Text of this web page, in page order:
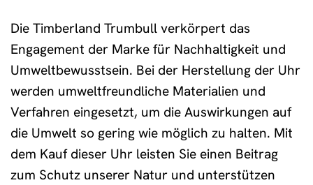
Die Timberland Trumbull verkörpert das
Engagement der Marke für Nachhaltigkeit und
Umweltbewusstsein. Bei der Herstellung der Uhr
werden umweltfreundliche Materialien und
Verfahren eingesetzt, um die Auswirkungen auf
die Umwelt so gering wie möglich zu halten. Mit
dem Kauf dieser Uhr leisten Sie einen Beitrag
zum Schutz unserer Natur und unterstützen